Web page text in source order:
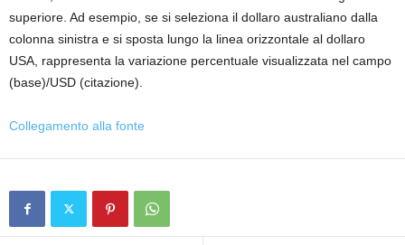
superiore. Ad esempio, se si seleziona il dollaro australiano dalla
colonna sinistra e si sposta lungo la linea orizzontale al dollaro
USA, rappresenta la variazione percentuale visualizzata nel campo
(base)/USD (citazione).
Collegamento alla fonte